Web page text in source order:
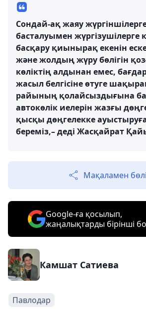
Сондай-ақ жаяу
басталуымен жүргізушілерге
басқару қиынырақ екенін
және жолдың жүру бөлігін
көліктің алдынан емес,
жасыл белгісіне өтуге
райының қолайсыздығына
автокөлік иелерін жазғы
қысқы дөңгелекке
береміз,– деді Жасқайрат
Мақаламен
Google-ға қосылып,
жаңалықтарды бірінші
Камшат Сатиева
Павлодар